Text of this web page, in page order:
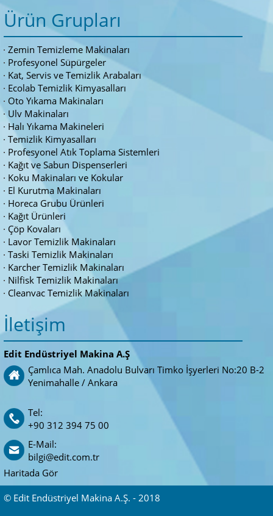
Ürün Grupları
Zemin Temizleme Makinaları
Profesyonel Süpürgeler
Kat, Servis ve Temizlik Arabaları
Ecolab Temizlik Kimyasalları
Oto Yıkama Makinaları
Ulv Makinaları
Halı Yıkama Makineleri
Temizlik Kimyasalları
Profesyonel Atık Toplama Sistemleri
Kağıt ve Sabun Dispenserleri
Koku Makinaları ve Kokular
El Kurutma Makinaları
Horeca Grubu Ürünleri
Kağıt Ürünleri
Çöp Kovaları
Lavor Temizlik Makinaları
Taski Temizlik Makinaları
Karcher Temizlik Makinaları
Nilfisk Temizlik Makinaları
Cleanvac Temizlik Makinaları
İletişim
Edit Endüstriyel Makina A.Ş
Çamlıca Mah. Anadolu Bulvarı Timko İşyerleri No:20 B-2
Yenimahalle / Ankara
Tel:
+90 312 394 75 00
E-Mail:
bilgi@edit.com.tr
Haritada Gör
© Edit Endüstriyel Makina A.Ş. - 2018